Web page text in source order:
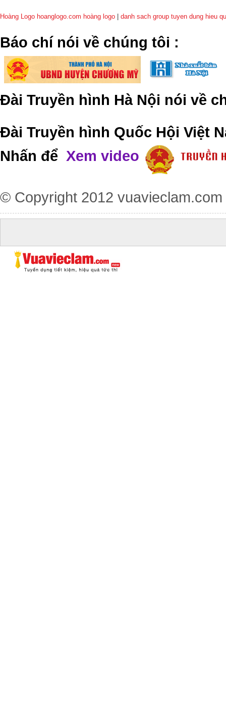
Hoàng Logo hoanglogo.com hoàng logo danh sach group tuyen dung hieu
​Báo chí nói về chúng tôi :
Đài Truyền hình Hà Nội nói về
Đài Truyền hình Quốc Hội Việt
Nhấn để Xem video
© Copyright 2012 vuavieclam.com